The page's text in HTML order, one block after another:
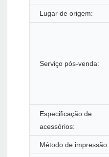
Lugar de origem:
Serviço pós-venda:
Especificação de
acessórios:
Método de impressão: